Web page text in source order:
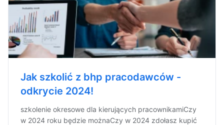
Jak szkolić z bhp pracodawców -
odkrycie 2024!
szkolenie okresowe dla kierujących pracownikamiCzy
w 2024 roku będzie możnaCzy w 2024 zdołasz kupić